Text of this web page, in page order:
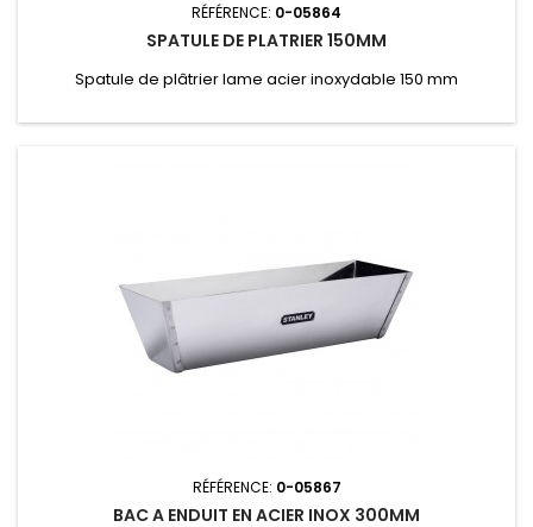
RÉFÉRENCE: 0-05864
SPATULE DE PLATRIER 150MM
Spatule de plâtrier lame acier inoxydable 150 mm
RÉFÉRENCE: 0-05867
BAC A ENDUIT EN ACIER INOX 300MM